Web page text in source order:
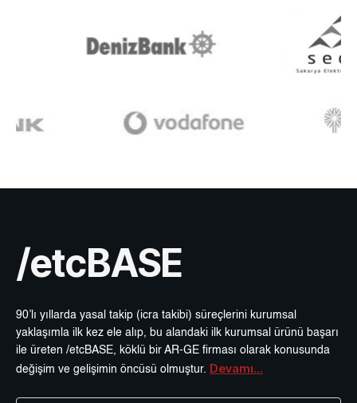
/etcBASE
90’lı yıllarda yasal takip (icra takibi) süreçlerini kurumsal
yaklaşımla ilk kez ele alıp, bu alandaki ilk kurumsal ürünü başarı
ile üreten /etcBASE, köklü bir AR-GE firması olarak konusunda
değişim ve gelişimin öncüsü olmuştur. Devamı...